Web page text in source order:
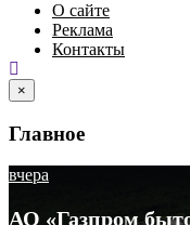
О сайте
Реклама
Контакты
×
Главное
вчера
АО «Газпром